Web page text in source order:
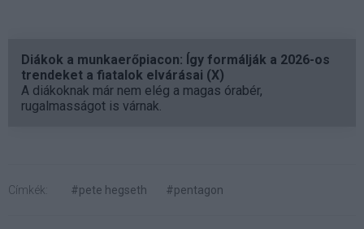
Diákok a munkaerőpiacon: Így formálják a 2026-os
trendeket a fiatalok elvárásai (X)
A diákoknak már nem elég a magas órabér,
rugalmasságot is várnak.
Címkék: #pete hegseth #pentagon